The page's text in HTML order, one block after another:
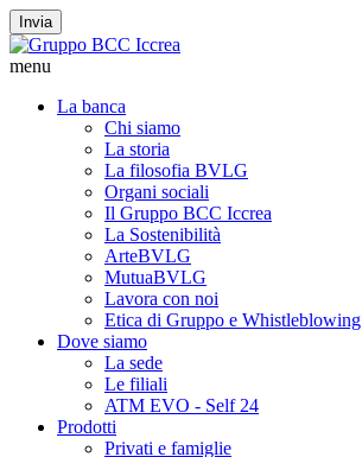
Invia
menu
La banca
Chi siamo
La storia
La filosofia BVLG
Organi sociali
Il Gruppo BCC Iccrea
La Sostenibilità
ArteBVLG
MutuaBVLG
Lavora con noi
Etica di Gruppo e Whistleblowing
Dove siamo
La sede
Le filiali
ATM EVO - Self 24
Prodotti
Privati e famiglie